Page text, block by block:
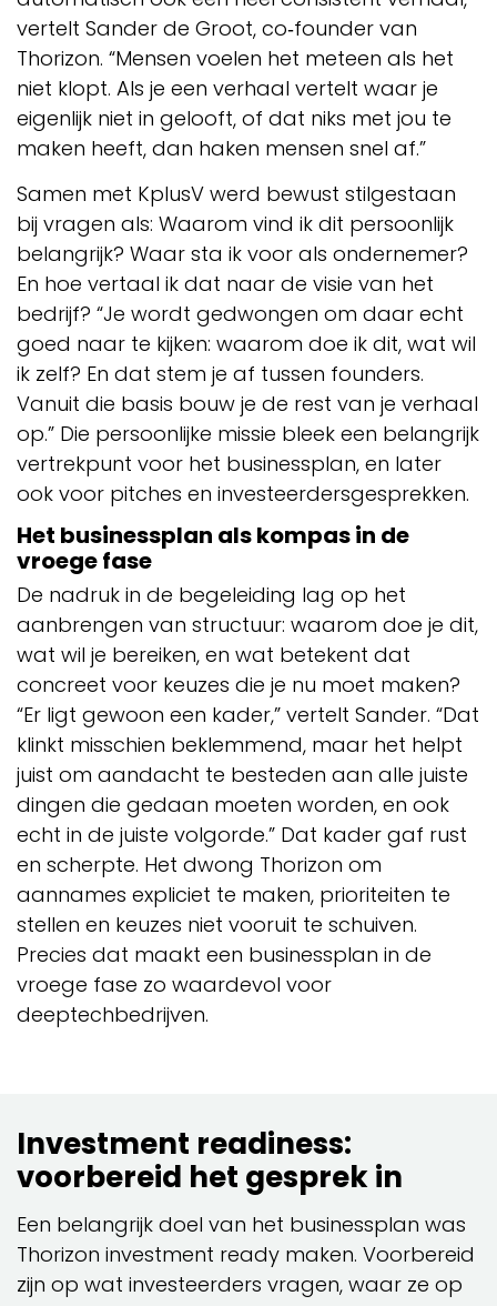
vertelt Sander de Groot, co‑founder van
Thorizon. “Mensen voelen het meteen als het
niet klopt. Als je een verhaal vertelt waar je
eigenlijk niet in gelooft, of dat niks met jou te
maken heeft, dan haken mensen snel af.”
Samen met KplusV werd bewust stilgestaan
bij vragen als: Waarom vind ik dit persoonlijk
belangrijk? Waar sta ik voor als ondernemer?
En hoe vertaal ik dat naar de visie van het
bedrijf? “Je wordt gedwongen om daar echt
goed naar te kijken: waarom doe ik dit, wat wil
ik zelf? En dat stem je af tussen founders.
Vanuit die basis bouw je de rest van je verhaal
op.” Die persoonlijke missie bleek een belangrijk
vertrekpunt voor het businessplan, en later
ook voor pitches en investeerdersgesprekken.
Het businessplan als kompas in de
vroege fase
De nadruk in de begeleiding lag op het
aanbrengen van structuur: waarom doe je dit,
wat wil je bereiken, en wat betekent dat
concreet voor keuzes die je nu moet maken?
“Er ligt gewoon een kader,” vertelt Sander. “Dat
klinkt misschien beklemmend, maar het helpt
juist om aandacht te besteden aan alle juiste
dingen die gedaan moeten worden, en ook
echt in de juiste volgorde.” Dat kader gaf rust
en scherpte. Het dwong Thorizon om
aannames expliciet te maken, prioriteiten te
stellen en keuzes niet vooruit te schuiven.
Precies dat maakt een businessplan in de
vroege fase zo waardevol voor
deeptechbedrijven.
Investment readiness:
voorbereid het gesprek in
Een belangrijk doel van het businessplan was
Thorizon investment ready maken. Voorbereid
zijn op wat investeerders vragen, waar ze op